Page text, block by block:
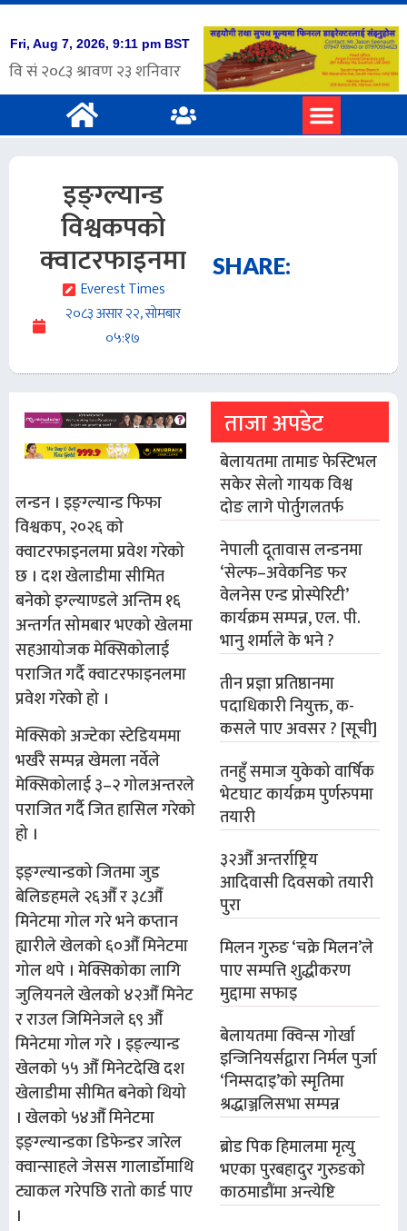
इङ्ग्ल्यान्ड
विश्वकपको
क्वाटरफाइनमा
Everest Times
२०८३ असार २२, सोमबार
०५:१७
SHARE:
लन्डन । इङ्ग्ल्यान्ड फिफा
विश्वकप, २०२६ को
क्वाटरफाइनलमा प्रवेश गरेको
छ । दश खेलाडीमा सीमित
बनेको इग्ल्याण्डले अन्तिम १६
अन्तर्गत सोमबार भएको खेलमा
सहआयोजक मेक्सिकोलाई
पराजित गर्दै क्वाटरफाइनलमा
प्रवेश गरेको हो ।
मेक्सिको अज्टेका स्टेडियममा
भर्खरै सम्पन्न खेमला नर्वेले
मेक्सिकोलाई ३–२ गोलअन्तरले
पराजित गर्दै जित हासिल गरेको
हो ।
इङ्ग्ल्यान्डको जितमा जुड
बेलिङहमले २६औँ र ३८औँ
मिनेटमा गोल गरे भने कप्तान
ह्यारीले खेलको ६०औँ मिनेटमा
गोल थपे । मेक्सिकोका लागि
जुलियनले खेलको ४२औँ मिनेट
र राउल जिमिनेजले ६९ औँ
मिनेटमा गोल गरे । इङ्ल्यान्ड
खेलको ५५ औँ मिनेटदेखि दश
खेलाडीमा सीमित बनेको थियो
। खेलको ५४औँ मिनेटमा
इङ्ग्ल्यान्डका डिफेन्डर जारेल
क्वान्साहले जेसस गालार्डोमाथि
ट्याकल गरेपछि रातो कार्ड पाए
।
ताजा अपडेट
बेलायतमा तामाङ फेस्टिभल
सकेर सेलो गायक विश्व
दोङ लागे पोर्तुगलतर्फ
नेपाली दूतावास लन्डनमा
‘सेल्फ–अवेकनिङ फर
वेलनेस एन्ड प्रोस्पेरिटी’
कार्यक्रम सम्पन्न, एल. पी.
भानु शर्माले के भने ?
तीन प्रज्ञा प्रतिष्ठानमा
पदाधिकारी नियुक्त, क-
कसले पाए अवसर ? [सूची]
तनहुँ समाज युकेको वार्षिक
भेटघाट कार्यक्रम पुर्णरुपमा
तयारी
३२औँ अन्तर्राष्ट्रिय
आदिवासी दिवसको तयारी
पुरा
मिलन गुरुङ ‘चक्रे मिलन’ले
पाए सम्पत्ति शुद्धीकरण
मुद्दामा सफाइ
बेलायतमा क्विन्स गोर्खा
इन्जिनियर्सद्वारा निर्मल पुर्जा
‘निम्सदाइ’को स्मृतिमा
श्रद्धाञ्जलिसभा सम्पन्न
ब्रोड पिक हिमालमा मृत्यु
भएका पुरबहादुर गुरुङको
काठमाडौंमा अन्त्येष्टि